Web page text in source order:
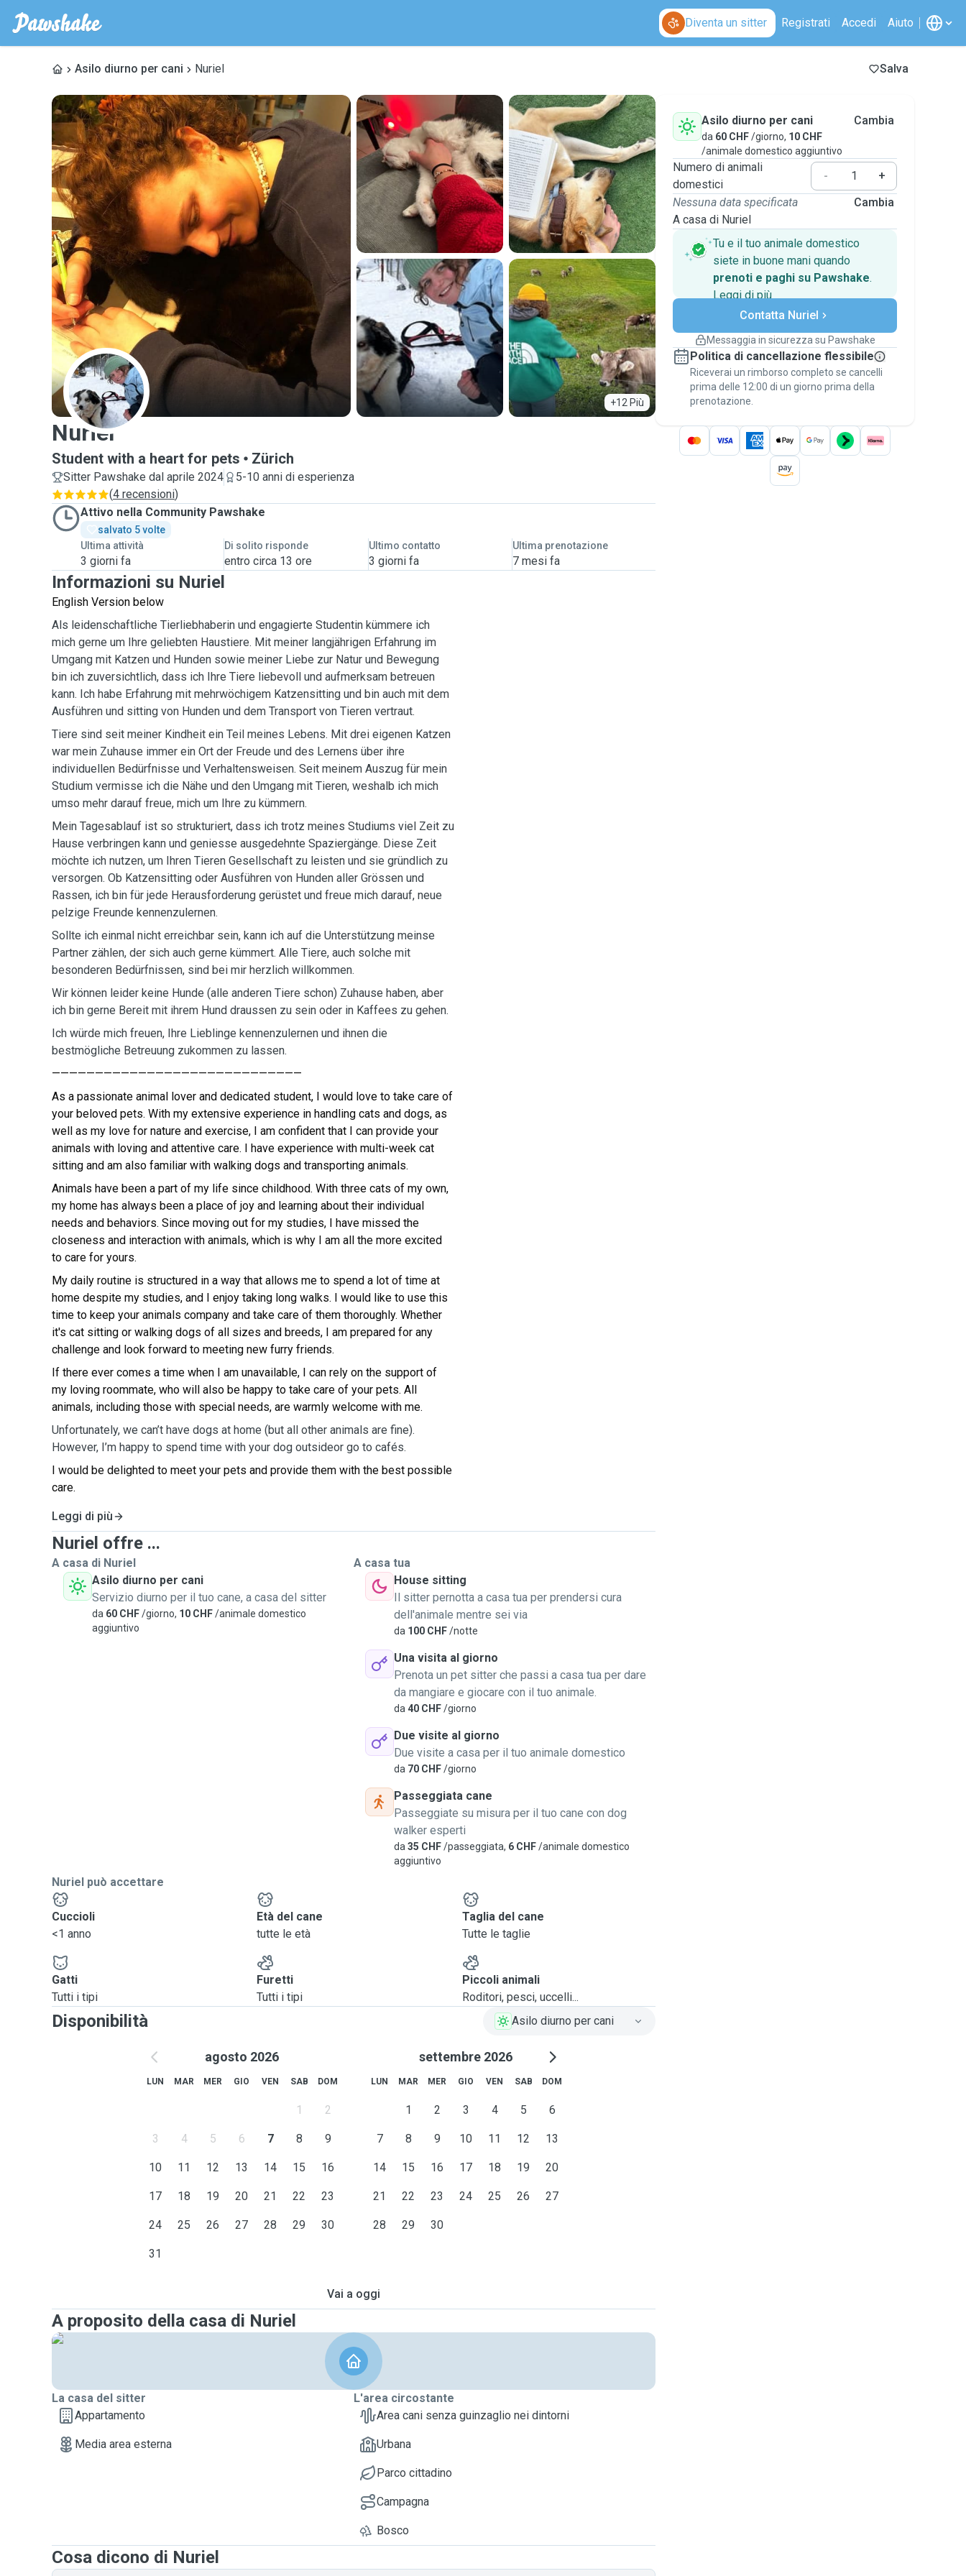
Diventa un sitter Registrati Accedi Aiuto
Asilo diurno per cani Nuriel Salva
+12 Più
N
Nuriel
Student with a heart for pets Zürich
Sitter Pawshake dal aprile 2024
5-10 anni di esperienza
(4 recensioni)
Attivo nella Community Pawshake
salvato 5 volte
Ultima attività
3 giorni fa
Di solito risponde
entro circa 13 ore
Ultimo contatto
3 giorni fa
Ultima prenotazione
7 mesi fa
Informazioni su Nuriel
English Version below
Als leidenschaftliche Tierliebhaberin und engagierte Studentin kümmere ich
mich gerne um Ihre geliebten Haustiere. Mit meiner langjährigen Erfahrung im
Umgang mit Katzen und Hunden sowie meiner Liebe zur Natur und Bewegung
bin ich zuversichtlich, dass ich Ihre Tiere liebevoll und aufmerksam betreuen
kann. Ich habe Erfahrung mit mehrwöchigem Katzensitting und bin auch mit dem
Ausführen und sitting von Hunden und dem Transport von Tieren vertraut.
Tiere sind seit meiner Kindheit ein Teil meines Lebens. Mit drei eigenen Katzen
war mein Zuhause immer ein Ort der Freude und des Lernens über ihre
individuellen Bedürfnisse und Verhaltensweisen. Seit meinem Auszug für mein
Studium vermisse ich die Nähe und den Umgang mit Tieren, weshalb ich mich
umso mehr darauf freue, mich um Ihre zu kümmern.
Mein Tagesablauf ist so strukturiert, dass ich trotz meines Studiums viel Zeit zu
Hause verbringen kann und geniesse ausgedehnte Spaziergänge. Diese Zeit
möchte ich nutzen, um Ihren Tieren Gesellschaft zu leisten und sie gründlich zu
versorgen. Ob Katzensitting oder Ausführen von Hunden aller Grössen und
Rassen, ich bin für jede Herausforderung gerüstet und freue mich darauf, neue
pelzige Freunde kennenzulernen.
Sollte ich einmal nicht erreichbar sein, kann ich auf die Unterstützung meinse
Partner zählen, der sich auch gerne kümmert. Alle Tiere, auch solche mit
besonderen Bedürfnissen, sind bei mir herzlich willkommen.
Wir können leider keine Hunde (alle anderen Tiere schon) Zuhause haben, aber
ich bin gerne Bereit mit ihrem Hund draussen zu sein oder in Kaffees zu gehen.
Ich würde mich freuen, Ihre Lieblinge kennenzulernen und ihnen die
bestmögliche Betreuung zukommen zu lassen.
—————————————————————————————
As a passionate animal lover and dedicated student, I would love to take care of
your beloved pets. With my extensive experience in handling cats and dogs, as
well as my love for nature and exercise, I am confident that I can provide your
animals with loving and attentive care. I have experience with multi-week cat
sitting and am also familiar with walking dogs and transporting animals.
Animals have been a part of my life since childhood. With three cats of my own,
my home has always been a place of joy and learning about their individual
needs and behaviors. Since moving out for my studies, I have missed the
closeness and interaction with animals, which is why I am all the more excited
to care for yours.
My daily routine is structured in a way that allows me to spend a lot of time at
home despite my studies, and I enjoy taking long walks. I would like to use this
time to keep your animals company and take care of them thoroughly. Whether
it's cat sitting or walking dogs of all sizes and breeds, I am prepared for any
challenge and look forward to meeting new furry friends.
If there ever comes a time when I am unavailable, I can rely on the support of
my loving roommate, who will also be happy to take care of your pets. All
animals, including those with special needs, are warmly welcome with me.
Unfortunately, we can’t have dogs at home (but all other animals are fine).
However, I’m happy to spend time with your dog outsideor go to cafés.
I would be delighted to meet your pets and provide them with the best possible
care.
Leggi di più
Nuriel offre ...
A casa di Nuriel
Asilo diurno per cani
Servizio diurno per il tuo cane, a casa del sitter
da 60 CHF/giorno, 10 CHF/animale domestico
aggiuntivo
A casa tua
House sitting
Il sitter pernotta a casa tua per prendersi cura
dell'animale mentre sei via
da 100 CHF/notte
Una visita al giorno
Prenota un pet sitter che passi a casa tua per dare
da mangiare e giocare con il tuo animale.
da 40 CHF/giorno
Due visite al giorno
Due visite a casa per il tuo animale domestico
da 70 CHF/giorno
Passeggiata cane
Passeggiate su misura per il tuo cane con dog
walker esperti
da 35 CHF/passeggiata, 6 CHF/animale domestico
aggiuntivo
Nuriel può accettare
Cuccioli
<1 anno
Età del cane
tutte le età
Taglia del cane
Tutte le taglie
Gatti
Tutti i tipi
Furetti
Tutti i tipi
Piccoli animali
Roditori, pesci, uccelli...
Disponibilità Asilo diurno per cani
agosto 2026
LUN MAR MER GIO VEN SAB DOM
1 2
3 4 5 6 7 8 9
10 11 12 13 14 15 16
17 18 19 20 21 22 23
24 25 26 27 28 29 30
31
settembre 2026
LUN MAR MER GIO VEN SAB DOM
1 2 3 4 5 6
7 8 9 10 11 12 13
14 15 16 17 18 19 20
21 22 23 24 25 26 27
28 29 30
Vai a oggi
A proposito della casa di Nuriel
La casa del sitter
Appartamento
Media area esterna
L'area circostante
Area cani senza guinzaglio nei dintorni
Urbana
Parco cittadino
Campagna
Bosco
Cosa dicono di Nuriel
Asilo diurno per cani
da 60 CHF/giorno, 10 CHF
/animale domestico aggiuntivo
Cambia
Numero di animali
domestici
-
+
Nessuna data specificata
A casa di Nuriel
Cambia
Tu e il tuo animale domestico
siete in buone mani quando
prenoti e paghi su Pawshake.
Leggi di piùPagamenti sicuri
Assistenza se i piani
Prenotazioni coperte
Stai su Pawshake - dal primo messaggio al
pagamento - per attivare laGaranzia
Pawshake.
Contatta Nuriel
Messaggia in sicurezza su Pawshake
Politica di cancellazione flessibile
Riceverai un rimborso completo se cancelli
prima delle 12:00 di un giorno prima della
prenotazione.